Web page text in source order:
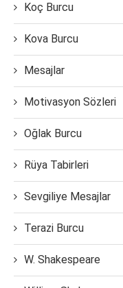
Koç Burcu
Kova Burcu
Mesajlar
Motivasyon Sözleri
Oğlak Burcu
Rüya Tabirleri
Sevgiliye Mesajlar
Terazi Burcu
W. Shakespeare